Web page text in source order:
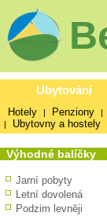
Ubytování
Hotely | Penziony |
| Ubytovny a hostely
Výhodné balíčky
Jarní pobyty
Letní dovolená
Podzim levněji